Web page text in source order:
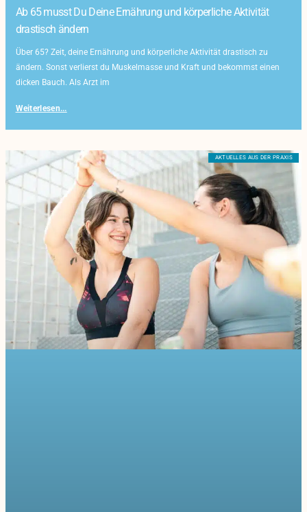
Ab 65 musst Du Deine Ernährung und körperliche Aktivität
drastisch ändern
Über 65? Zeit, deine Ernährung und körperliche Aktivität drastisch zu
ändern. Sonst verlierst du Muskelmasse und Kraft und bekommst einen
dicken Bauch. Als Arzt im
Weiterlesen...
AKTUELLES AUS DER PRAXIS